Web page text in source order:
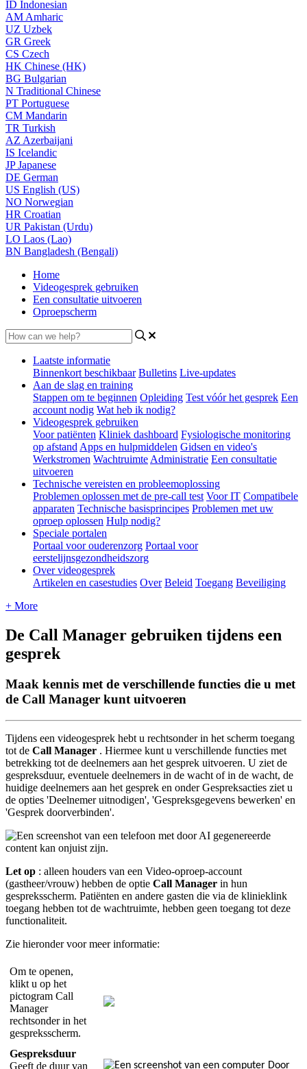
ID Indonesian
AM Amharic
UZ Uzbek
GR Greek
CS Czech
HK Chinese (HK)
BG Bulgarian
N Traditional Chinese
PT Portuguese
CM Mandarin
TR Turkish
AZ Azerbaijani
IS Icelandic
JPJapanese
DE German
US English (US)
NO Norwegian
HR Croatian
UR Pakistan (Urdu)
LO Laos (Lao)
BN Bangladesh (Bengali)
Home
Videogesprek gebruiken
Een consultatie uitvoeren
Oproepscherm
Laatste informatie
Binnenkort beschikbaar Bulletins Live-updates
Aan de slag en training
Stappen om te beginnen Opleiding Test vóór het gesprek Een
account nodig Wat heb ik nodig?
Videogesprek gebruiken
Voor patiënten Kliniek dashboard Fysiologische monitoring
op afstand Apps en hulpmiddelen Gidsen en video's
Werkstromen Wachtruimte Administratie Een consultatie
uitvoeren
Technische vereisten en probleemoplossing
Problemen oplossen met de pre-call test Voor IT Compatibele
apparaten Technische basisprincipes Problemen met uw
oproep oplossen Hulp nodig?
Speciale portalen
Portaal voor ouderenzorg Portaal voor
eerstelijnsgezondheidszorg
Over videogesprek
Artikelen en casestudies Over Beleid Toegang Beveiliging
+ More
De Call Manager gebruiken tijdens een
gesprek
Maak kennis met de verschillende functies die u met
de Call Manager kunt uitvoeren
Tijdens een videogesprek hebt u rechtsonder in het scherm toegang
tot de Call Manager . Hiermee kunt u verschillende functies met
betrekking tot de deelnemers aan het gesprek uitvoeren. U ziet de
gespreksduur, eventuele deelnemers in de wacht of in de wacht, de
huidige deelnemers aan het gesprek en onder Gespreksacties ziet u
de opties 'Deelnemer uitnodigen', 'Gespreksgegevens bewerken' en
'Gesprek doorverbinden'.
Let op : alleen houders van een Video-oproep-account
(gastheer/vrouw) hebben de optie Call Manager in hun
gespreksscherm. Patiënten en andere gasten die via de klinieklink
toegang hebben tot de wachtruimte, hebben geen toegang tot deze
functionaliteit.
Zie hieronder voor meer informatie:
Om te openen,
klikt u op het
pictogram Call
Manager
rechtsonder in het
gespreksscherm.
Gespreksduur
Geeft de duur van